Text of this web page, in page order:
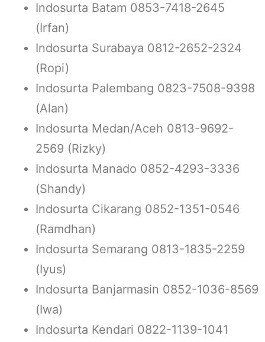
Indosurta Batam 0853-7418-2645
(Irfan)
Indosurta Surabaya 0812-2652-2324
(Ropi)
Indosurta Palembang 0823-7508-9398
(Alan)
Indosurta Medan/Aceh 0813-9692-
2569 (Rizky)
Indosurta Manado 0852-4293-3336
(Shandy)
Indosurta Cikarang 0852-1351-0546
(Ramdhan)
Indosurta Semarang 0813-1835-2259
(Iyus)
Indosurta Banjarmasin 0852-1036-8569
(Iwa)
Indosurta Kendari 0822-1139-1041